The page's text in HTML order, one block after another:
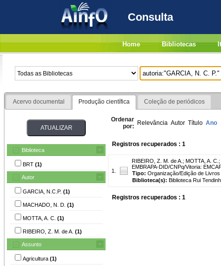
Consulta
Home Bibliotecas
Acervo documental Produção científica Coleção de periódicos
Biblioteca
BRT (1)
Autor
GARCIA, N.C.P. (1)
MACHADO, N. D. (1)
MOTTA, A. C. (1)
RIBEIRO, Z. M. de A. (1)
Assunto
Agricultura (1)
Ordenar
por: Relevância Autor Título Ano
Registros recuperados : 1
1.
RIBEIRO, Z. M. de A. ; MOTTA, A. C. ;
EMBRAPA-DID/CNPq/Vitoria:
Tipo: Organização/Edição de Livros
Biblioteca(s): Biblioteca Rui
Registros recuperados : 1